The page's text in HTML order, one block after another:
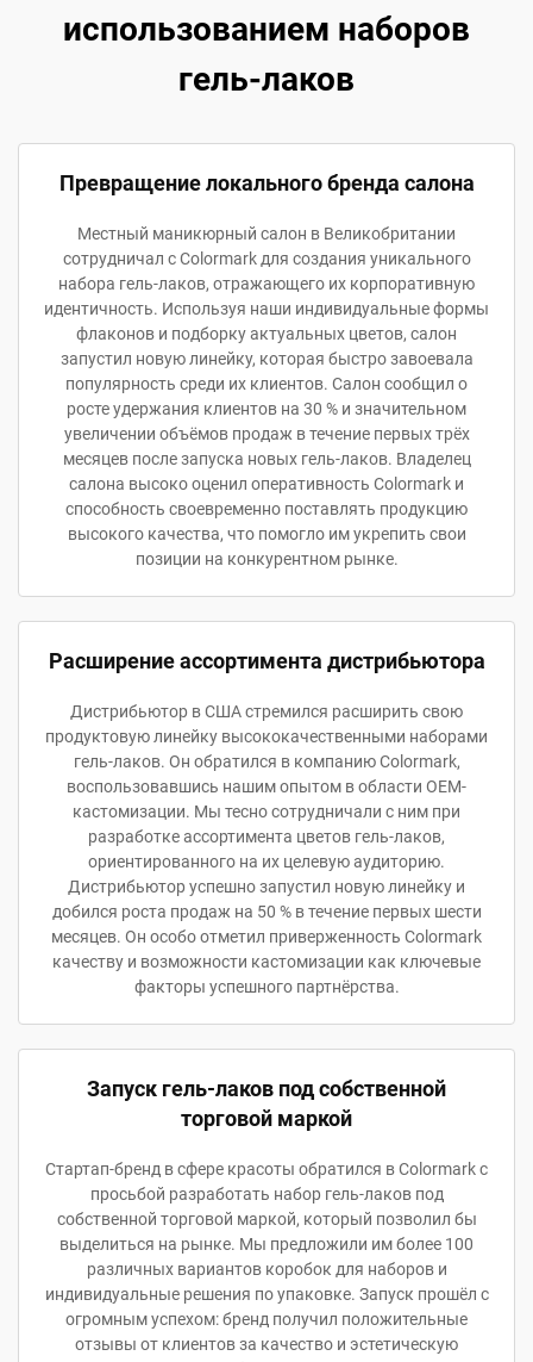
использованием наборов
гель-лаков
Превращение локального бренда салона
Местный маникюрный салон в Великобритании
сотрудничал с Colormark для создания уникального
набора гель-лаков, отражающего их корпоративную
идентичность. Используя наши индивидуальные формы
флаконов и подборку актуальных цветов, салон
запустил новую линейку, которая быстро завоевала
популярность среди их клиентов. Салон сообщил о
росте удержания клиентов на 30 % и значительном
увеличении объёмов продаж в течение первых трёх
месяцев после запуска новых гель-лаков. Владелец
салона высоко оценил оперативность Colormark и
способность своевременно поставлять продукцию
высокого качества, что помогло им укрепить свои
позиции на конкурентном рынке.
Расширение ассортимента дистрибьютора
Дистрибьютор в США стремился расширить свою
продуктовую линейку высококачественными наборами
гель-лаков. Он обратился в компанию Colormark,
воспользовавшись нашим опытом в области OEM-
кастомизации. Мы тесно сотрудничали с ним при
разработке ассортимента цветов гель-лаков,
ориентированного на их целевую аудиторию.
Дистрибьютор успешно запустил новую линейку и
добился роста продаж на 50 % в течение первых шести
месяцев. Он особо отметил приверженность Colormark
качеству и возможности кастомизации как ключевые
факторы успешного партнёрства.
Запуск гель-лаков под собственной
торговой маркой
Стартап-бренд в сфере красоты обратился в Colormark с
просьбой разработать набор гель-лаков под
собственной торговой маркой, который позволил бы
выделиться на рынке. Мы предложили им более 100
различных вариантов коробок для наборов и
индивидуальные решения по упаковке. Запуск прошёл с
огромным успехом: бренд получил положительные
отзывы от клиентов за качество и эстетическую